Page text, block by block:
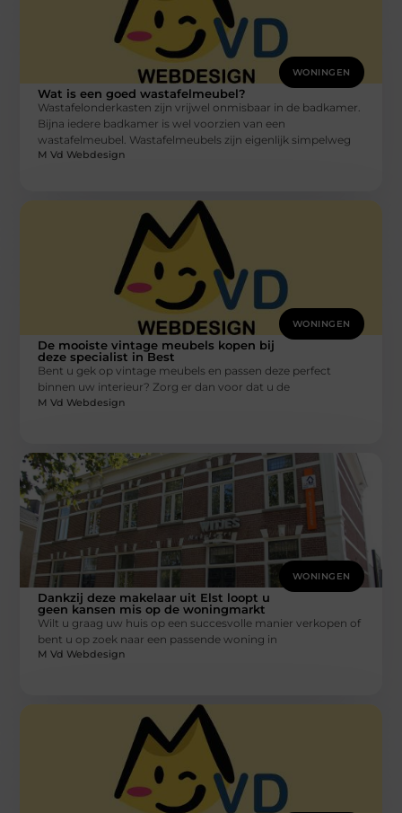
WONINGEN
Wat is een goed wastafelmeubel?
Wastafelonderkasten zijn vrijwel onmisbaar in de badkamer.
Bijna iedere badkamer is wel voorzien van een
wastafelmeubel. Wastafelmeubels zijn eigenlijk simpelweg
M Vd Webdesign
WONINGEN
De mooiste vintage meubels kopen bij
deze specialist in Best
Bent u gek op vintage meubels en passen deze perfect
binnen uw interieur? Zorg er dan voor dat u de
M Vd Webdesign
WONINGEN
Dankzij deze makelaar uit Elst loopt u
geen kansen mis op de woningmarkt
Wilt u graag uw huis op een succesvolle manier verkopen of
bent u op zoek naar een passende woning in
M Vd Webdesign